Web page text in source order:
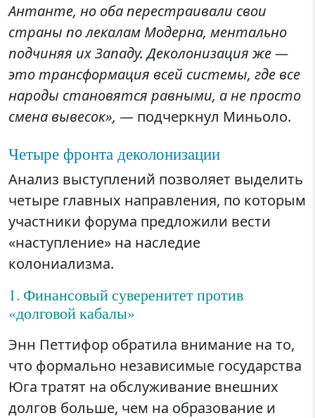
Антанте, но оба перестраивали свои
страны по лекалам Модерна, ментально
подчиняя их Западу. Деколонизация же —
это трансформация всей системы, где все
народы становятся равными, а не просто
смена вывесок», — подчеркнул Миньоло.
Четыре фронта деколонизации
Анализ выступлений позволяет выделить
четыре главных направления, по которым
участники форума предложили вести
«наступление» на наследие
колониализма.
1. Финансовый суверенитет против
«долговой кабалы»
Энн Петтифор обратила внимание на то,
что формально независимые государства
Юга тратят на обслуживание внешних
долгов больше, чем на образование и